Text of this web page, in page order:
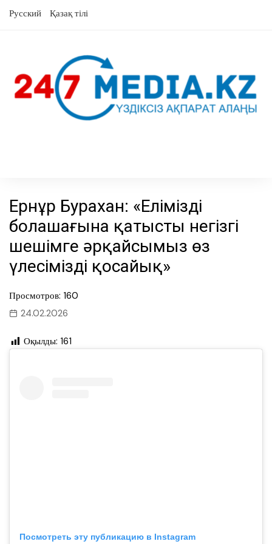
Русский Қазақ тілі
Ернұр Бурахан: «Еліміздің
болашағына қатысты негізгі
шешімге әрқайсымыз өз
үлесімізді қосайық»
Просмотров: 160
24.02.2026
Оқылды: 161
Посмотреть эту публикацию в Instagram